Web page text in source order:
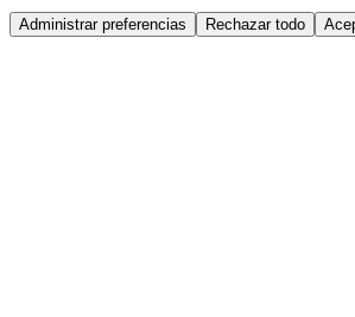
Administrar preferencias Rechazar todo